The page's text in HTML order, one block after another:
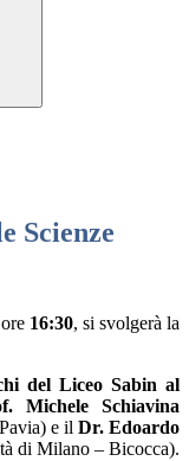
Scienze
16:30, si svolgerà la
del Liceo Sabin al
Michele Schiavina
e il Dr. Edoardo
di Milano – Bicocca).